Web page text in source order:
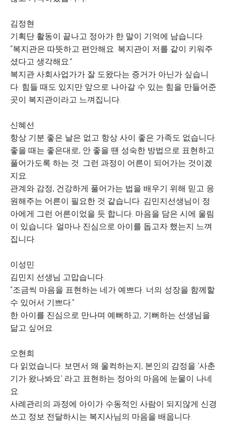
김정현
기획단 활동이 끝나고 정아가 한 말이 기억에 남습니다.
“복지관은 따뜻하고 편안해요. 복지관이 저를 같이 키워주
셨다고 생각해요.”
복지관 사회사업가가 잘 도왔다는 증거가 아닌가 싶습니
다. 힘들 때도 있지만 앞으로 나아갈 수 있는 힘을 만들어준
곳이 복지관이라고 느껴집니다.
신혜선
항상 기분 좋은 날은 없고 항상 사이 좋은 가족도 없습니다.
좋을 때는 좋은대로, 안 좋을 땐 성숙한 방법으로 표현하고
풀어가도록 하는 것. 그런 과정이 어른이 되어가는 것이겠
지요.
관계와 감정, 건강하게 풀어가는 법을 배우기 위해 믿고 응
원해주는 어른이 필요한 것 같습니다. 김민지선생님이 정
아에게 그런 어른이었을 듯 합니다. 마음을 담은 시에 울림
이 있습니다. 얼마나 진심으로 아이를 돕고자 했는지 느껴
집니다.
이성민
김민지 선생님 고맙습니다.
"조금씩 마음을 표현하는 네가 예쁘다. 너의 성장을 함께할
수 있어서 기쁘다."
한 아이를 진심으로 만나며 예뻐하고, 기뻐하는 선생님을
닮고 싶어요.
오현희
다 읽었습니다. 보면서 왜 울컥하는지, 본인의 감정을 '사춘
기가 왔나봐요' 라고 표현하는 정아의 마음에 눈물이 나네
요.
사례관리의 과정에 아이가 수동적인 사람이 되지않게 신경
쓰고 정보 전달하시는 복지사님의 마음을 배웁니다.